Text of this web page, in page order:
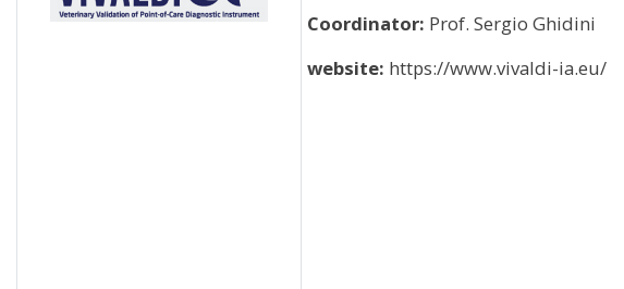
Coordinator: Prof. Sergio Ghidini
website: https://www.vivaldi-ia.eu/